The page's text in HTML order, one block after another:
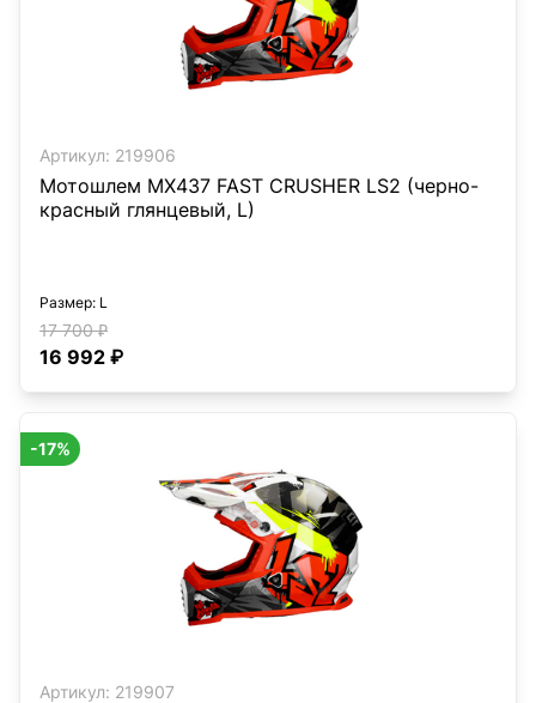
Артикул: 219906
Мотошлем MX437 FAST CRUSHER LS2 (черно-
красный глянцевый, L)
Размер: L
17 700 ₽
16 992 ₽
Артикул: 219907
-17%